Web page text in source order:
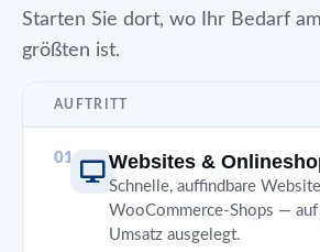
Starten Sie dort, wo Ihr Bedarf am
größten ist.
AUFTRITT
01 Websites &
Schnelle, auffindbare
WooCommerce-Shops — auf
Umsatz ausgelegt.